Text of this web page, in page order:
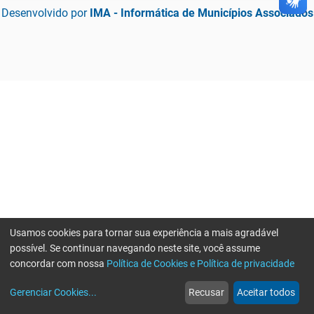
Desenvolvido por IMA - Informática de Municípios Associados
web
Notícias
more_horiz
Mais
Usamos cookies para tornar sua experiência a mais agradável
possível. Se continuar navegando neste site, você assume
concordar com nossa Política de Cookies e Política de privacidade
Gerenciar Cookies... Recusar Aceitar todos